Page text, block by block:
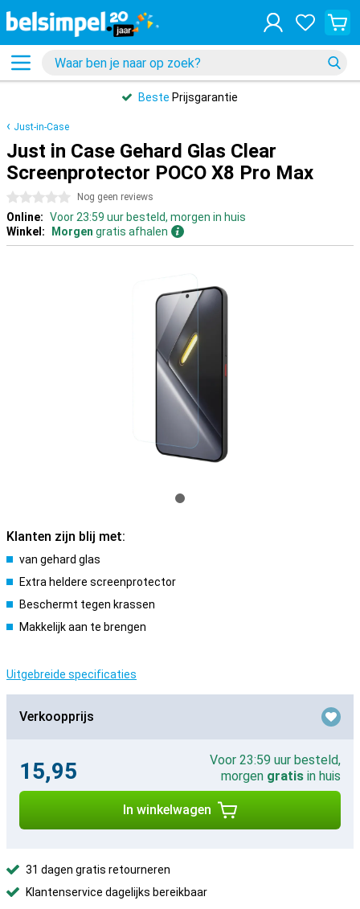
Beste Prijsgarantie
Just-in-Case
Just in Case Gehard Glas Clear
Screenprotector POCO X8 Pro Max
0 sterren Nog geen reviews
Online: Voor 23:59 uur besteld, morgen in huis
Winkel:
Morgen gratis afhalen
Klanten zijn blij met:
van gehard glas
Extra heldere screenprotector
Beschermt tegen krassen
Makkelijk aan te brengen
Uitgebreide specificaties
Verkoopprijs
15,95
Voor 23:59 uur besteld,
morgen gratis in huis
In winkelwagen
31 dagen gratis retourneren
Klantenservice dagelijks bereikbaar